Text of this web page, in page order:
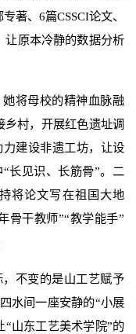
著、6篇CSSCI论文、
让原本冷静的数据分析
将母校的精神血脉融
乡村，开展红色遗址调
建设非遗工坊，让设
长见识、长筋骨”。二
将论文写在祖国大地
骨干教师”“教学能手”
不变的是山工艺赋予
水间一座安静的“小展
“山东工艺美术学院”的